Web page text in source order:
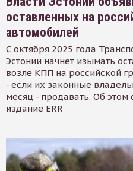
оставленных на
автомобилей
С октября 2025 года
Эстонии начнет изымать
возле КПП на российской
- если их законные
месяц - продавать. Об этом
издание ERR